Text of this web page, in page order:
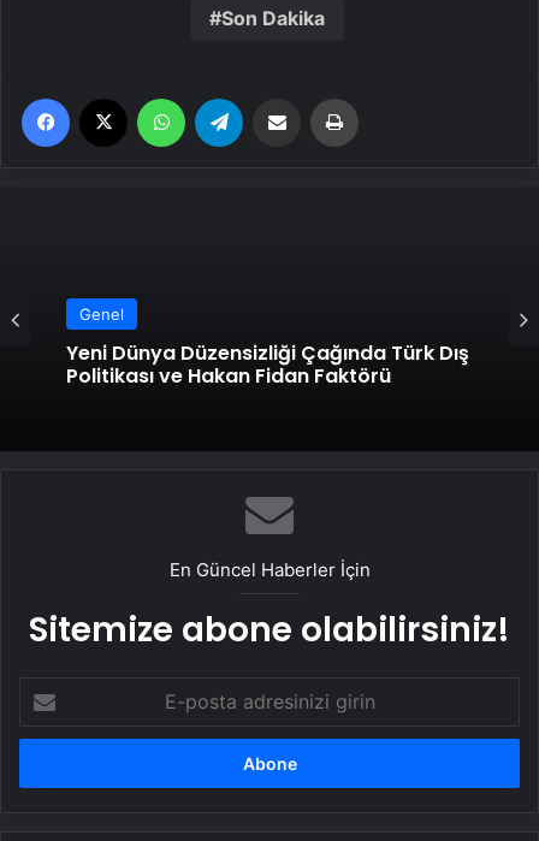
Son Dakika
Facebook WhatsApp Email'den paylaş
Genel
Yeni Dünya Düzensizliği Çağında Türk Dış
Politikası ve Hakan Fidan Faktörü
En Güncel Haberler İçin
Sitemize abone olabilirsiniz!
posta
adresinizi